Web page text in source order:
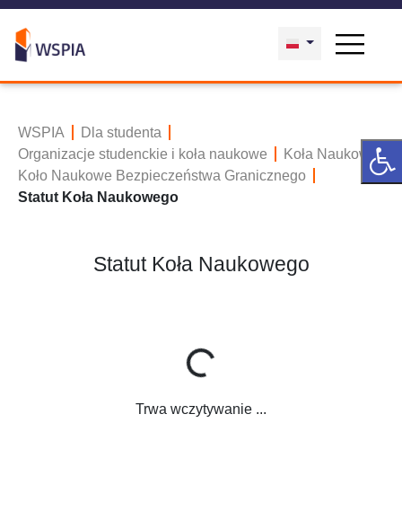
WSPIA
Dla studenta
Organizacje studenckie i koła naukowe
Koła Naukowe
Koło Naukowe Bezpieczeństwa Granicznego
Statut Koła Naukowego
Statut Koła Naukowego
Trwa wczytywanie ...
Trwa wczytywanie ...